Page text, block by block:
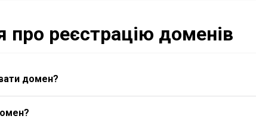
про реєстрацію доменів
домен?